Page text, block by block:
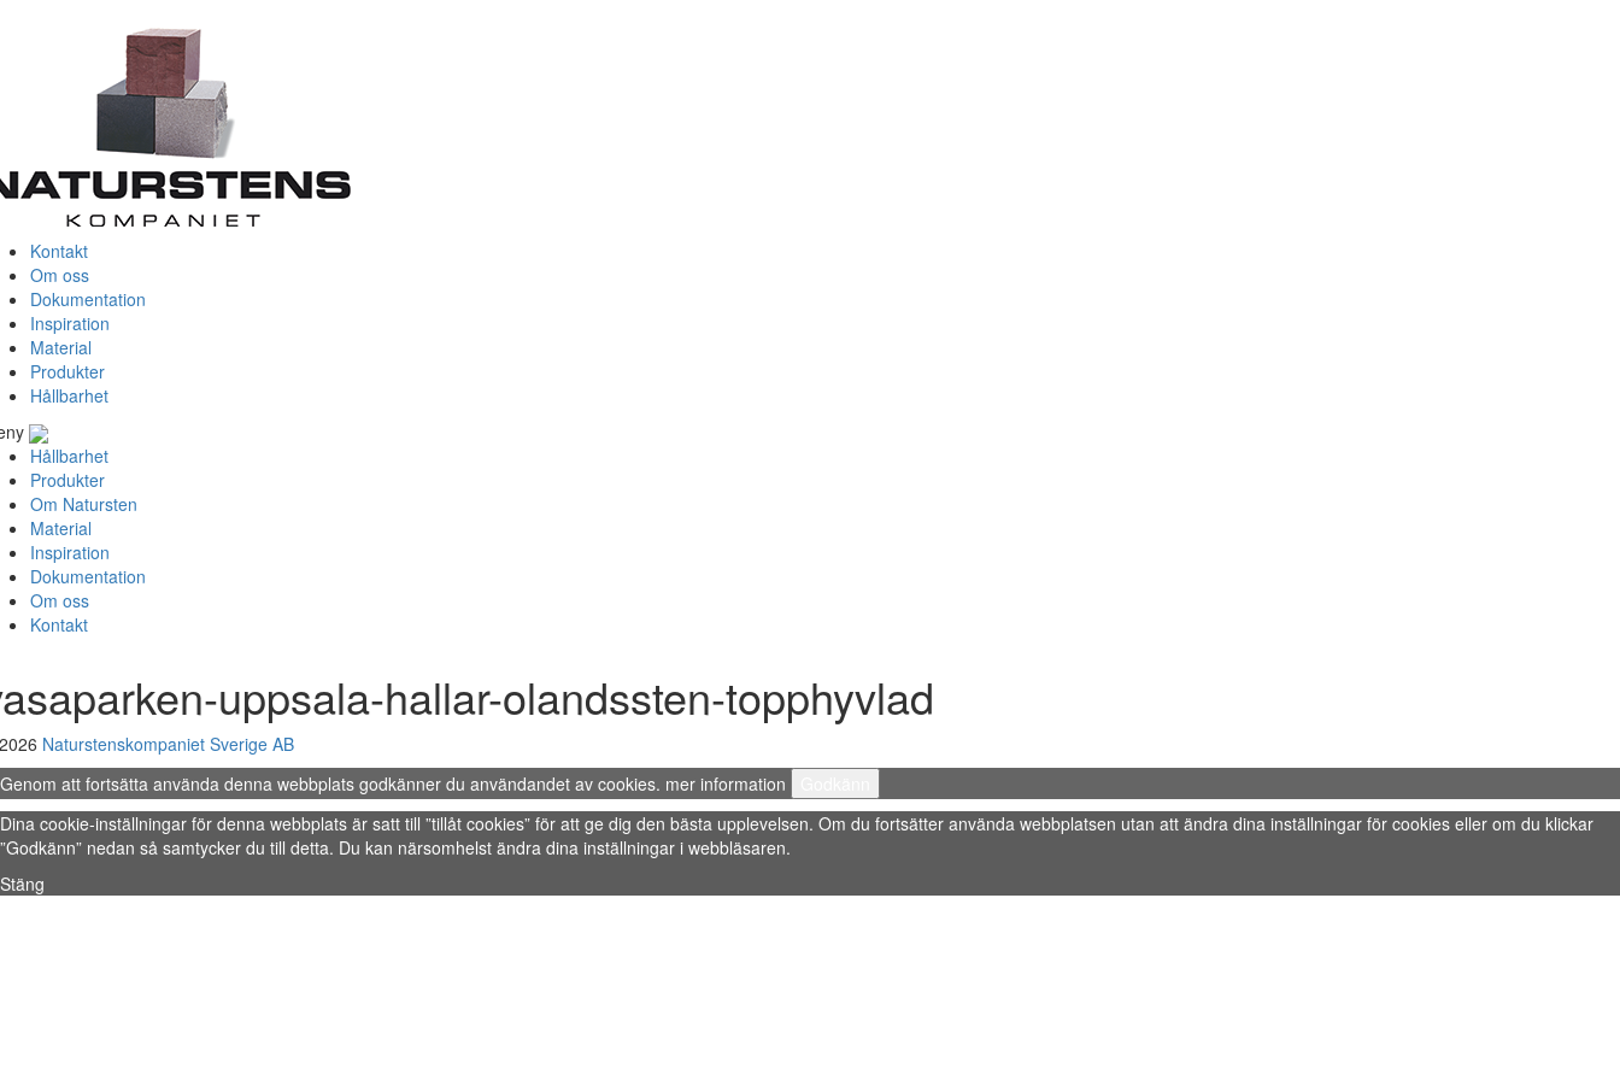
Kontakt
Om oss
Dokumentation
Inspiration
Material
Produkter
Hållbarhet
Hållbarhet
Produkter
Om Natursten
Material
Inspiration
Dokumentation
Om oss
Kontakt
uppsala-hallar-olandssten-topphyvlad
Naturstenskompaniet Sverige AB
Genom att fortsätta använda denna webbplats godkänner du användandet av cookies. mer information
Dina cookie-inställningar för denna webbplats är satt till ”tillåt cookies” för att ge dig den bästa upplevelsen. Om du fortsätter använda webbplatsen utan att ändra dina inställningar för cookies eller om du klickar
”Godkänn” nedan så samtycker du till detta. Du kan närsomhelst ändra dina inställningar i webbläsaren.
Stäng